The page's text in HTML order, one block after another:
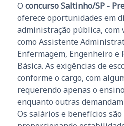
O concurso Saltinho/SP -
oferece oportunidades em
administração pública, com
como Assistente
Enfermagem, Engenheiro e
Básica. As exigências de
conforme o cargo, com
requerendo apenas o
enquanto outras
Os salários e benefícios